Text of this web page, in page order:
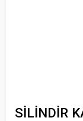
SİLİNDİR